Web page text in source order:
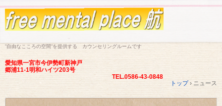
”自由なこころの空間”を提供する カウンセリングルームです
愛知県一宮市今伊勢町新神戸
郷浦11-1明和ハイツ203号
TEL.0586-43-0848
トップ›ニュース